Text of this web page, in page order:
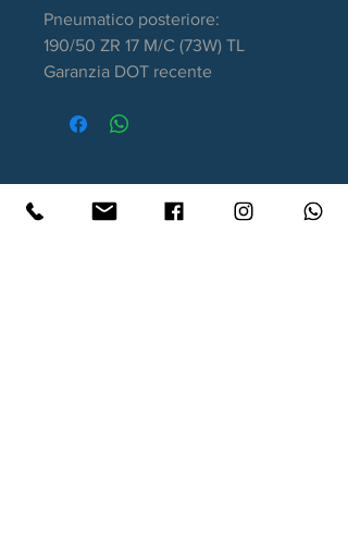
Pneumatico posteriore:
190/50 ZR 17 M/C (73W) TL
Garanzia DOT recente